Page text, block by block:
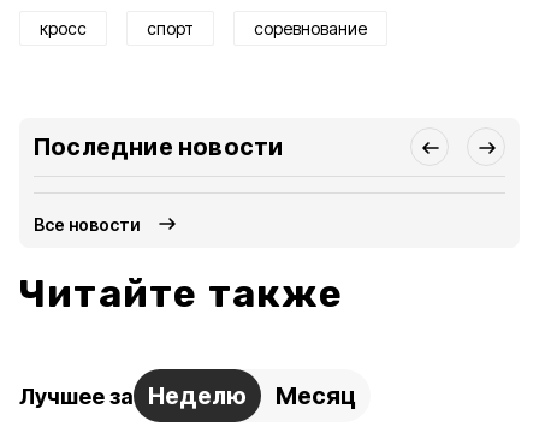
кросс спорт соревнование
Последние новости
Все новости
Читайте также
Лучшее за Неделю Месяц